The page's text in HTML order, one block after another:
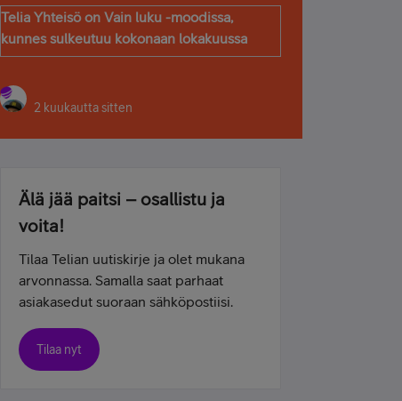
Telia Yhteisö on Vain luku -moodissa,
kunnes sulkeutuu kokonaan lokakuussa
2 kuukautta sitten
Älä jää paitsi – osallistu ja
voita!
Tilaa Telian uutiskirje ja olet mukana
arvonnassa. Samalla saat parhaat
asiakasedut suoraan sähköpostiisi.
Tilaa nyt